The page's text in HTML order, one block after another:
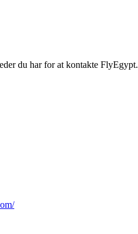
du har for at kontakte FlyEgypt.